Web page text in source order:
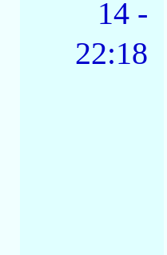
14 -
22:18